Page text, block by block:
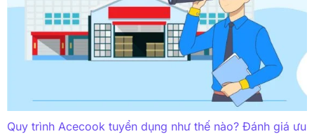
Quy trình Acecook tuyển dụng như thế nào? Đánh giá ưu